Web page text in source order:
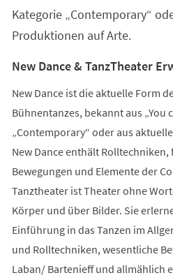
Kategorie „Contemporary“
Produktionen auf Arte.
New Dance & TanzTheater
New Dance ist die aktuelle Form
Bühnentanzes, bekannt aus „You
„Contemporary“ oder aus
New Dance enthält
Bewegungen und Elemente der
Tanztheater ist Theater ohne
Körper und über Bilder. Sie
Einführung in das Tanzen im
und Rolltechniken, wesentliche
Laban/ Bartenieff und allmählich